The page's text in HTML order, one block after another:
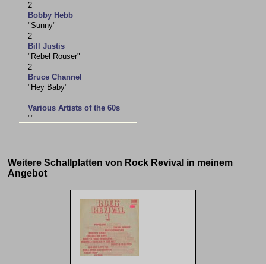
2
Bobby Hebb
"Sunny"
2
Bill Justis
"Rebel Rouser"
2
Bruce Channel
"Hey Baby"
Various Artists of the 60s
""
Weitere Schallplatten von Rock Revival in meinem
Angebot